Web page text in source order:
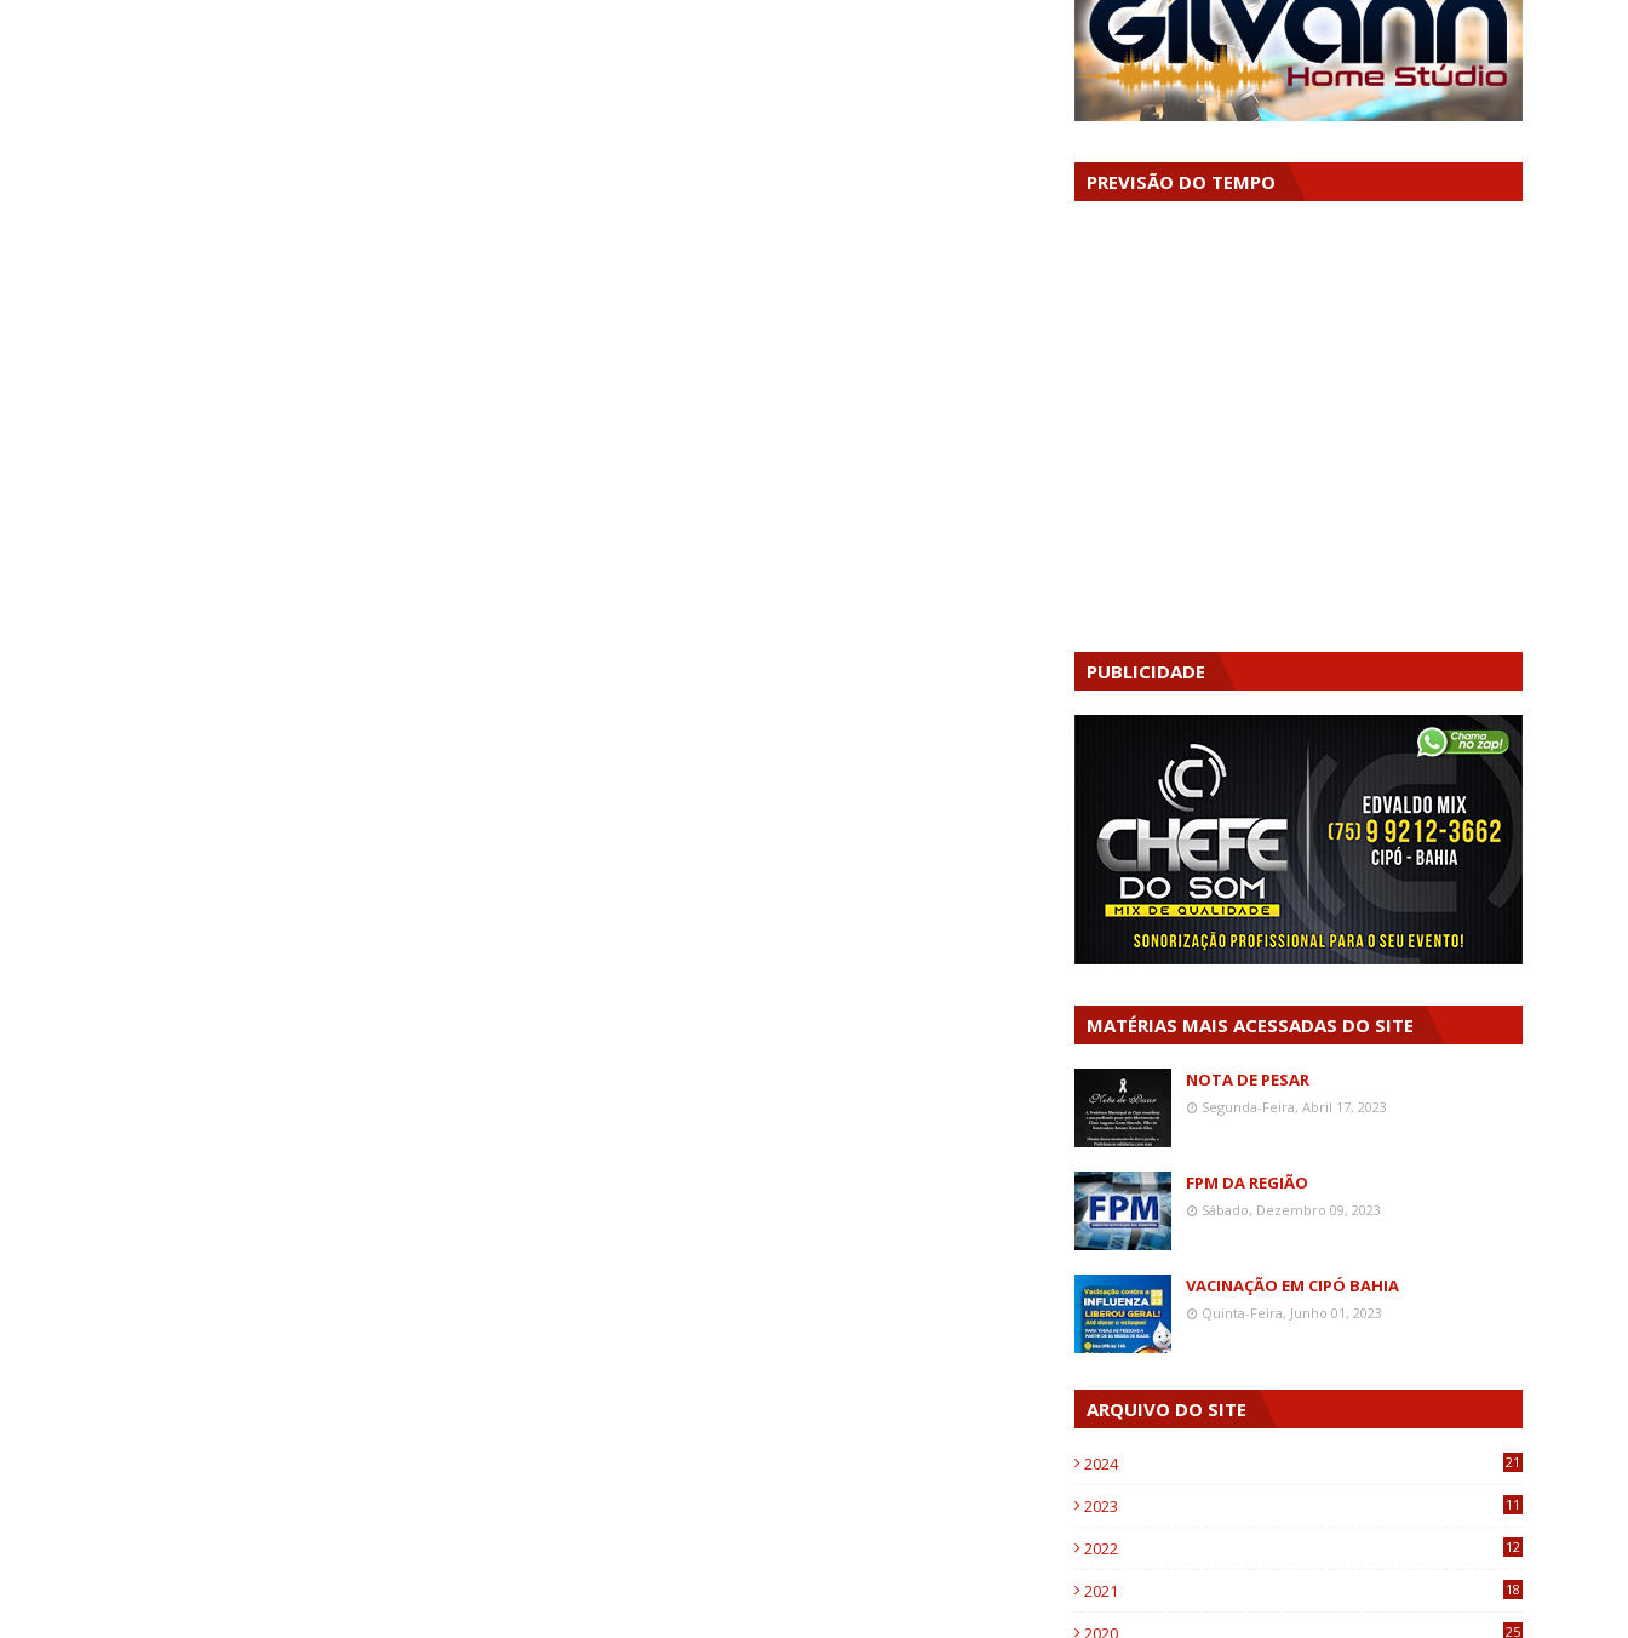
PREVISÃO DO TEMPO
PUBLICIDADE
MATÉRIAS MAIS ACESSADAS DO SITE
NOTA DE PESAR
Segunda-Feira, Abril 17, 2023
FPM DA REGIÃO
Sábado, Dezembro 09, 2023
VACINAÇÃO EM CIPÓ BAHIA
Quinta-Feira, Junho 01, 2023
ARQUIVO DO SITE
2024 21
2023
11
2022
12
2021
18
2020 25